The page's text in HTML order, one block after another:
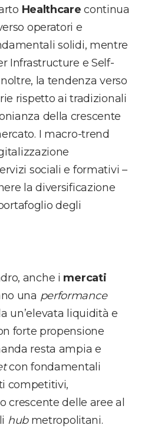
Healthcare continua
operatori e
solidi, mentre
Infrastructure e Self-
la tendenza verso
rispetto ai tradizionali
della crescente
I macro-trend
sociali e formativi –
la diversificazione
degli
anche i mercati
una performance
un’elevata liquidità e
forte propensione
resta ampia e
con fondamentali
competitivi,
crescente delle aree al
hubmetropolitani.